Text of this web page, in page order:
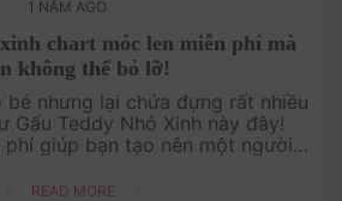
1 NĂM AGO
chart móc len miễn phí mà
không thể bỏ lỡ!
bé nhưng lại chứa đựng rất nhiều
Gấu Teddy Nhỏ Xinh này đây!
giúp bạn tạo nên một người
lòng bà....
READ MORE